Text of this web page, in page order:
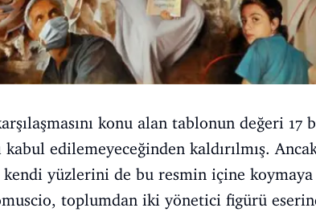
konu alan tablonun değeri
edilemeyeceğinden kaldırılmış.
yüzlerini de bu resmin içine koymaya
toplumdan iki yönetici figürü